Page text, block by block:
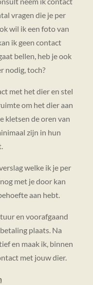
vragen die je per
wil ik een foto van
ik geen contact
bellen, heb je ook
nodig, toch?
met het dier en stel
om het dier aan
kletsen de oren van
zijn in hun
welke ik je per
met je door kan
aan hebt.
en voorafgaand
plaats. Na
en maak ik, binnen
met jouw dier.